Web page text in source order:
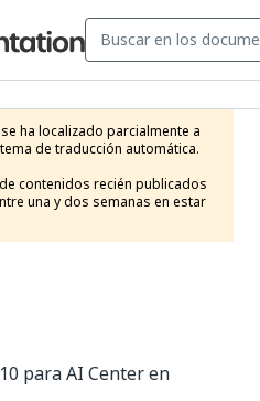
ha localizado parcialmente a
de traducción automática.
contenidos recién publicados
una y dos semanas en estar
para AI Center en